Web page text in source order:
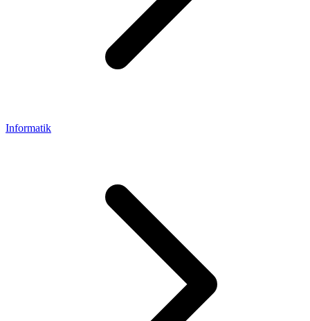
Informatik